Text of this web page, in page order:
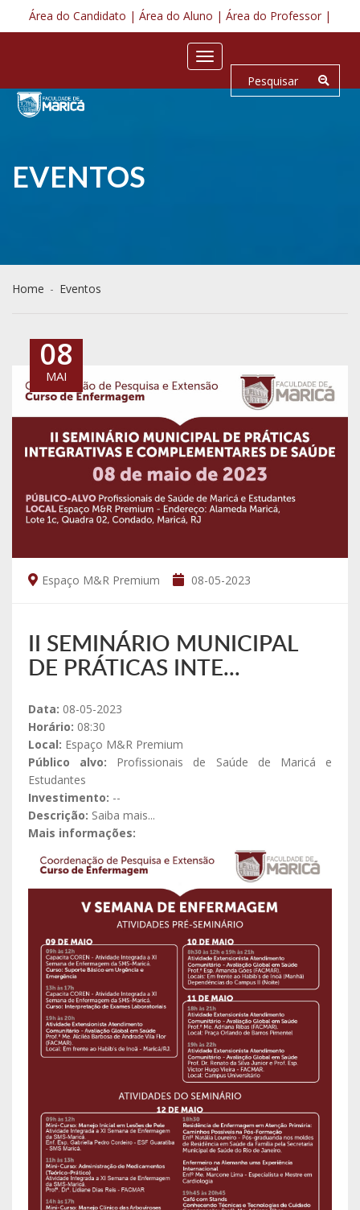
Área do Candidato | Área do Aluno | Área do Professor |
Toggle
navigation
EVENTOS
Home - Eventos
08
MAI
Espaço M&R Premium 08-05-2023
II SEMINÁRIO MUNICIPAL
DE PRÁTICAS INTE...
Data: 08-05-2023
Horário: 08:30
Local: Espaço M&R Premium
Público alvo:
Profissionais de Saúde de Maricá e
Estudantes
Investimento: --
Descrição: Saiba mais...
Mais informações: